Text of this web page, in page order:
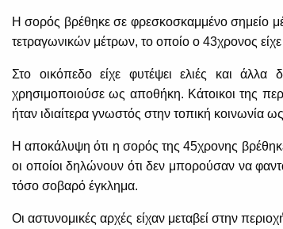
Η σορός βρέθηκε σε φρεσκοσκαμμένο σημείο
τετραγωνικών μέτρων, το οποίο ο 43χρονος
Στο οικόπεδο είχε φυτέψει ελιές και άλλα
χρησιμοποιούσε ως αποθήκη. Κάτοικοι της
ήταν ιδιαίτερα γνωστός στην τοπική κοινωνία
Η αποκάλυψη ότι η σορός της 45χρονης
οι οποίοι δηλώνουν ότι δεν μπορούσαν να
τόσο σοβαρό έγκλημα.
Οι αστυνομικές αρχές είχαν μεταβεί στην